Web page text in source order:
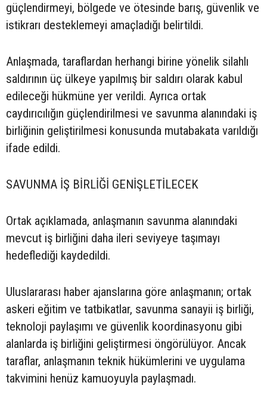
güçlendirmeyi, bölgede ve ötesinde barış, güvenlik ve
istikrarı desteklemeyi amaçladığı belirtildi.
Anlaşmada, taraflardan herhangi birine yönelik silahlı
saldırının üç ülkeye yapılmış bir saldırı olarak kabul
edileceği hükmüne yer verildi. Ayrıca ortak
caydırıcılığın güçlendirilmesi ve savunma alanındaki iş
birliğinin geliştirilmesi konusunda mutabakata varıldığı
ifade edildi.
SAVUNMA İŞ BİRLİĞİ GENİŞLETİLECEK
Ortak açıklamada, anlaşmanın savunma alanındaki
mevcut iş birliğini daha ileri seviyeye taşımayı
hedeflediği kaydedildi.
Uluslararası haber ajanslarına göre anlaşmanın; ortak
askeri eğitim ve tatbikatlar, savunma sanayii iş birliği,
teknoloji paylaşımı ve güvenlik koordinasyonu gibi
alanlarda iş birliğini geliştirmesi öngörülüyor. Ancak
taraflar, anlaşmanın teknik hükümlerini ve uygulama
takvimini henüz kamuoyuyla paylaşmadı.